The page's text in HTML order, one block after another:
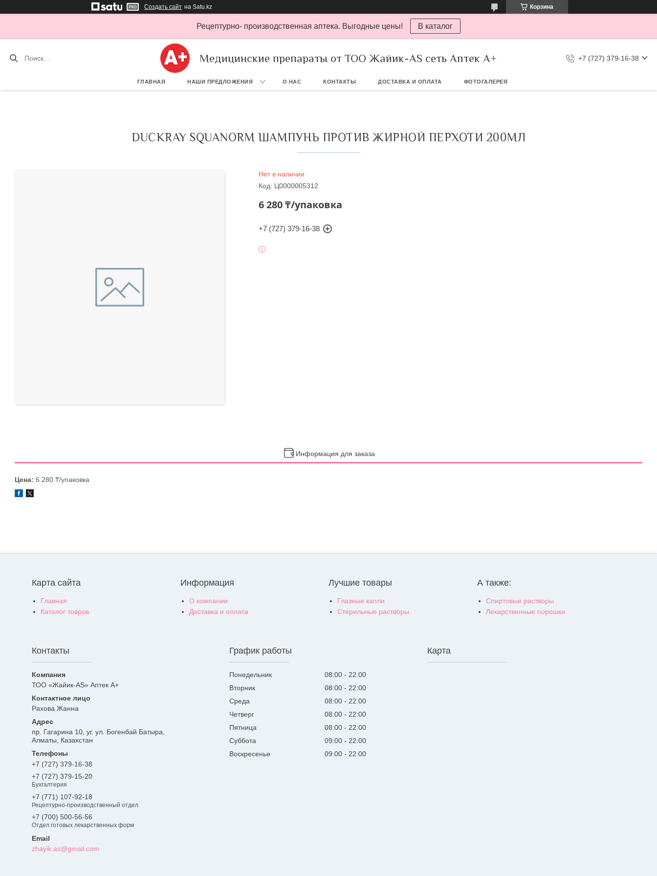
Создать сайт на Satu.kz Корзина
Рецептурно- производственная аптека. Выгодные цены! В каталог
Медицинские препараты от ТОО Жайик-AS сеть Аптек А+ +7 (727) 379-16-38
ГЛАВНАЯ НАШИ ПРЕДЛОЖЕНИЯ О НАС КОНТАКТЫ ДОСТАВКА И ОПЛАТА ФОТОГАЛЕРЕЯ
DUCKRAY SQUANORM ШАМПУНЬ ПРОТИВ ЖИРНОЙ ПЕРХОТИ 200МЛ
Нет в наличии
Код: Ц0000005312
6 280 ₸/упаковка
+7 (727) 379-16-38
Информация для заказа
Цена: 6 280 ₸/упаковка
Карта сайта
Главная
Каталог товров
Информация
О компании
Доставка и оплата
Лучшие товары
Глазные капли
Стерильные растворы
А также:
Спиртовые растворы
Лекарственные порошки
Контакты
ТОО «Жайик-AS» Аптек А+
Рахова Жанна
пр. Гагарина 10, уг. ул. Богенбай Батыра,
Алматы, Казахстан
+7 (727) 379-16-38
+7 (727) 379-15-20
Бухгалтерия
+7 (771) 107-92-18
Рецептурно-производственный отдел
+7 (700) 500-56-56
Отдел готовых лекарственных форм
zhayik.as@gmail.com
График работы
Понедельник 08:00
22:00
Вторник
08:00
22:00
Среда
08:00
22:00
Четверг
08:00
22:00
Пятница
08:00
22:00
Суббота
09:00
22:00
Воскресенье
09:00 22:00
Карта